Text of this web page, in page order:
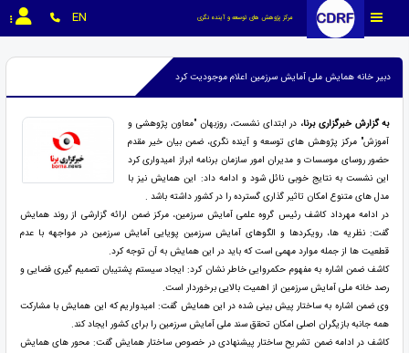
مرکز پژوهش های توسعه و آینده نگری EN
دبیر خانه همایش ملی آمایش سرزمین اعلام موجودیت کرد
به گزارش خبرگزاری برنا، در ابتدای نشست، روزبهان "معاون پژوهشی و
آموزش" مرکز پژوهش های توسعه و آینده نگری، ضمن بیان خیر مقدم
حضور روسای موسسات و مدیران امور سازمان برنامه ابراز امیدواری کرد
این نشست به نتایج خوبی نائل شود و ادامه داد: این همایش نیز با
مدل های متنوع امکان تاثیر گذاری گسترده را در کشور داشته باشد .
در ادامه مهرداد کاشف رئیس گروه علمی آمایش سرزمین، مرکز ضمن ارائه گزارشی از روند همایش
گفت: نظریه ها، رویکردها و الگوهای آمایش سرزمین پویایی آمایش سرزمین در مواجهه با عدم
قطعیت ها از جمله موارد مهمی است که باید در این همایش به آن توجه کرد.
کاشف ضمن اشاره به مفهوم حکمروایی خاطر نشان کرد: ایجاد سیستم پشتیبان تصمیم گیری فضایی و
رصد خانه ملی آمایش سرزمین از اهمیت بالایی برخوردار است.
وی ضمن اشاره به ساختار پیش بینی شده در این همایش گفت: امیدواریم که این همایش با مشارکت
همه جانبه بازیگران اصلی امکان تحقق سند ملی آمایش سرزمین را برای کشور ایجاد کند.
کاشف در ادامه ضمن تشریح ساختار پیشنهادی در خصوص ساختار همایش گفت: محور های همایش